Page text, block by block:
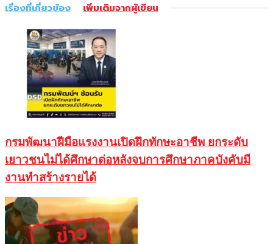
เรื่องที่เกี่ยวข้อง เพิ่มเติมจากผู้เขียน
กรมพัฒนาฝีมือแรงงานเปิดฝึกทักษะอาชีพ ยกระดับ
เยาวชนไม่ได้ศึกษาต่อหลังจบการศึกษาภาคบังคับมี
งานทำสร้างรายได้